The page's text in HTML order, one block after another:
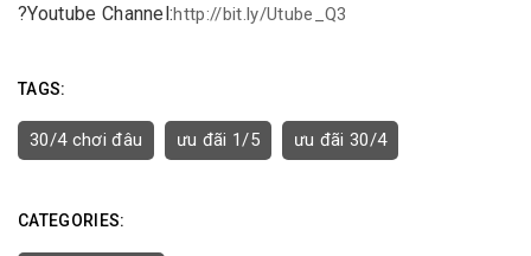
?Youtube Channel:http://bit.ly/Utube_Q3
TAGS:
30/4 chơi đâu ưu đãi 1/5 ưu đãi 30/4
CATEGORIES: